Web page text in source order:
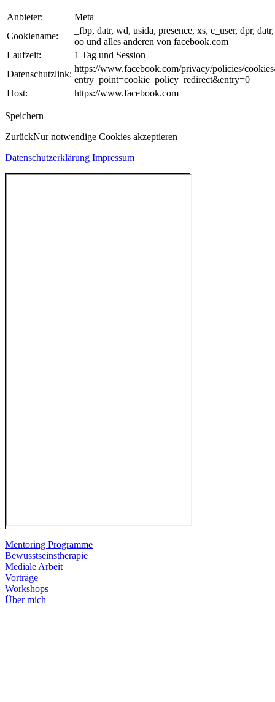
Anbieter:
Meta
Cookiename:
_fbp, datr, wd, usida, presence, xs, c_user, dpr, datr,
oo und alles anderen von facebook.com
Laufzeit:
1 Tag und Session
Datenschutzlink:
https://www.facebook.com/privacy/policies/
entry_point=cookie_policy_redirect&entry=0
Host:
https://www.facebook.com
Speichern
ZurückNur notwendige Cookies akzeptieren
Datenschutzerklärung Impressum
Mentoring Programme
Bewusstseinstherapie
Mediale Arbeit
Vorträge
Workshops
Über mich